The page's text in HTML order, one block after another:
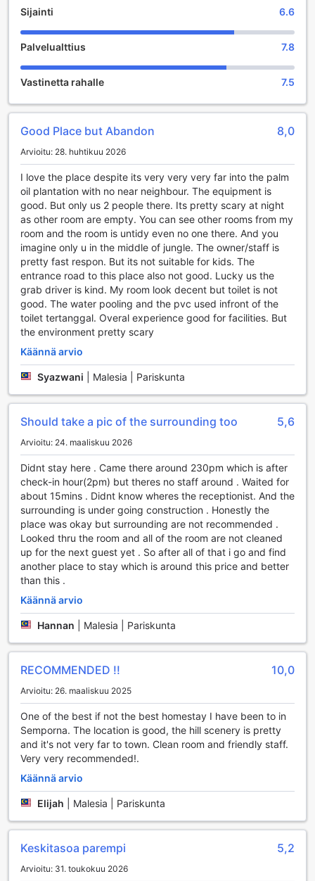
Huoneisiin on saatavilla päivittäinen siivouspalvelu, minkä
ansiosta tämä guest house on mainio valinta. My courtyard
tarjoaa kotoisaa majoitusta viihtyisästi sisustetuissa
huoneissa. Tämä guest house tarjoaa useita
huonemukavuuksia. Joissakin huoneissa on muun muassa
ilmastointi.
Ravintolat ja menopaikat
Paikan päällä on yhteiset keittiötilat asiakkaille, jotka
laittavat ruokansa mieluiten itse.
Sijainti 6.6
Palvelualttius 7.8
Vastinetta rahalle 7.5
Good Place but Abandon 8,0
Arvioitu: 28. huhtikuu 2026
I love the place despite its very very very far into the palm
oil plantation with no near neighbour. The equipment is
good. But only us 2 people there. Its pretty scary at night
as other room are empty. You can see other rooms from my
room and the room is untidy even no one there. And you
imagine only u in the middle of jungle. The owner/staff is
pretty fast respon. But its not suitable for kids. The
entrance road to this place also not good. Lucky us the
grab driver is kind. My room look decent but toilet is not
good. The water pooling and the pvc used infront of the
toilet tertanggal. Overal experience good for facilities. But
the environment pretty scary
Käännä arvio
Syazwani Malesia | Pariskunta
Should take a pic of the surrounding too 5,6
Arvioitu: 24. maaliskuu 2026
Didnt stay here . Came there around 230pm which is after
check-in hour(2pm) but theres no staff around . Waited for
about 15mins . Didnt know wheres the receptionist. And the
surrounding is under going construction . Honestly the
place was okay but surrounding are not recommended .
Looked thru the room and all of the room are not cleaned
up for the next guest yet . So after all of that i go and find
another place to stay which is around this price and better
than this .
Käännä arvio
Hannan Malesia | Pariskunta
RECOMMENDED !! 10,0
Arvioitu: 26. maaliskuu 2025
One of the best if not the best homestay I have been to in
Semporna. The location is good, the hill scenery is pretty
and it's not very far to town. Clean room and friendly staff.
Very very recommended!.
Käännä arvio
Elijah Malesia | Pariskunta
Keskitasoa parempi 5,2
Arvioitu: 31. toukokuu 2026